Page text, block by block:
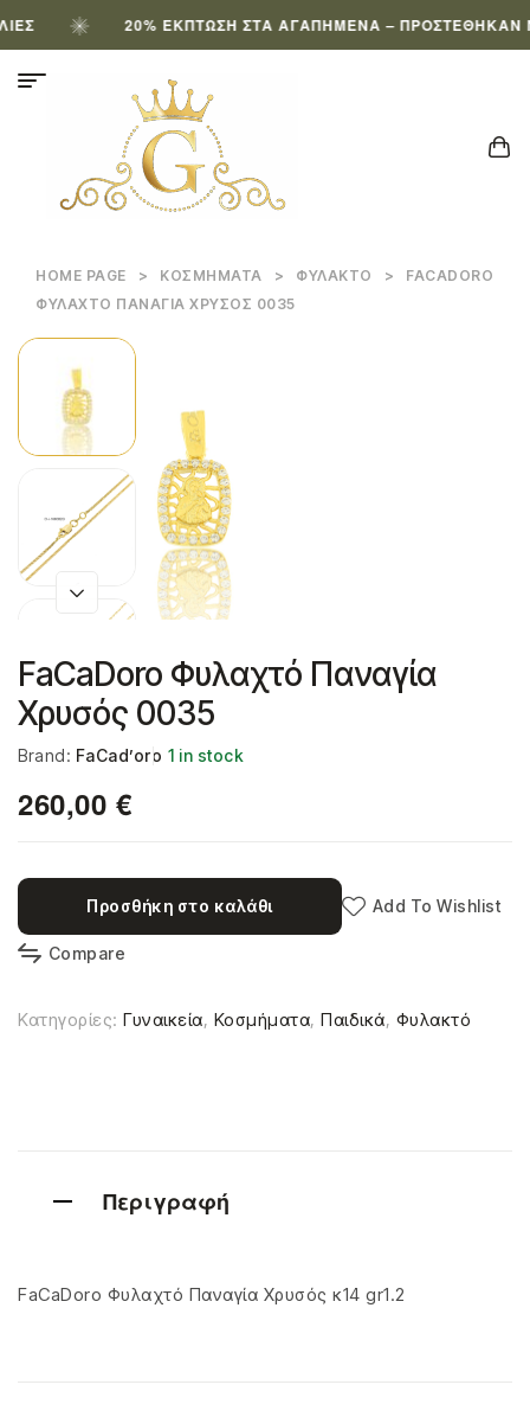
20% ΈΚΠΤΩΣΗ ΣΤΑ ΑΓΑΠΗΜΈΝΑ – ΠΡΟΣΤΈΘΗΚΑΝ
HOME PAGE > ΚΟΣΜΉΜΑΤΑ > ΦΥΛΑΚΤΌ >
FACADORO
ΦΥΛΑΧΤΌ ΠΑΝΑΓΊΑ ΧΡΥΣΌΣ 0035
FaCaDoro Φυλαχτό Παναγία
Χρυσός 0035
Brand: FaCad’oro 1 in stock
260,00 €
Προσθήκη στο καλάθι Add To Wishlist
Compare
Κατηγορίες: Γυναικεία, Κοσμήματα, Παιδικά, Φυλακτό
Περιγραφή
FaCaDoro Φυλαχτό Παναγία Χρυσός κ14 gr1.2